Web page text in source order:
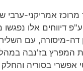
אמריקני-
דיווחים אלו
מיסורה, עם
המפרץ בז'נבה
בסוריה